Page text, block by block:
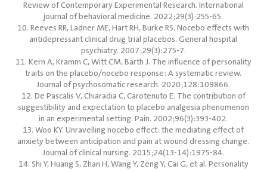
Review of Contemporary Experimental Research. International
journal of behavioral medicine. 2022;29(3):255-65.
10. Reeves RR, Ladner ME, Hart RH, Burke RS. Nocebo effects with
antidepressant clinical drug trial placebos. General hospital
psychiatry. 2007;29(3):275-7.
11. Kern A, Kramm C, Witt CM, Barth J. The influence of personality
traits on the placebo/nocebo response: A systematic review.
Journal of psychosomatic research. 2020;128:109866.
12. De Pascalis V, Chiaradia C, Carotenuto E. The contribution of
suggestibility and expectation to placebo analgesia phenomenon
in an experimental setting. Pain. 2002;96(3):393-402.
13. Woo KY. Unravelling nocebo effect: the mediating effect of
anxiety between anticipation and pain at wound dressing change.
Journal of clinical nursing. 2015;24(13-14):1975-84.
14. Shi Y, Huang S, Zhan H, Wang Y, Zeng Y, Cai G, et al. Personality